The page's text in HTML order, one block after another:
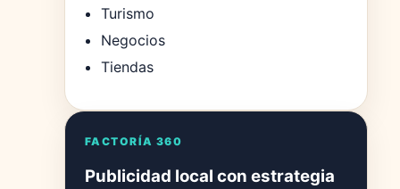
Turismo
Negocios
Tiendas
FACTORÍA 360
Publicidad local con estrategia